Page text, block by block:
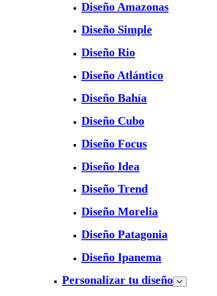
Diseño Amazonas
Diseño Simple
Diseño Rio
Diseño Atlántico
Diseño Bahía
Diseño Cubo
Diseño Focus
Diseño Idea
Diseño Trend
Diseño Morelia
Diseño Patagonia
Diseño Ipanema
Personalizar tu diseño